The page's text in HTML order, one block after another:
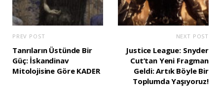
PREV POST
Tanrıların Üstünde Bir
Güç: İskandinav
Mitolojisine Göre KADER
NEXT POST
Justice League: Snyder
Cut’tan Yeni Fragman
Geldi: Artık Böyle Bir
Toplumda Yaşıyoruz!